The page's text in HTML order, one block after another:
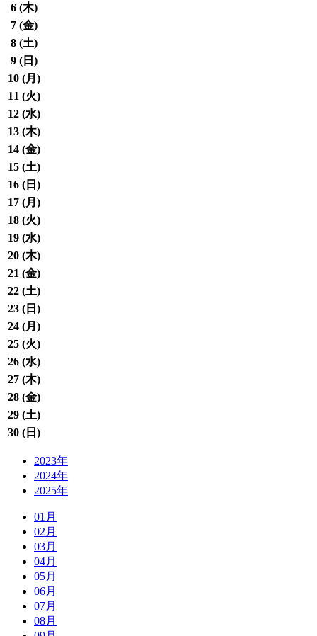
6 (木)
7 (金)
8 (土)
9 ( 日 )
10 (月 )
11 (火)
12 (水)
13 (木)
14 (金)
15 (土)
16 ( 日 )
17 (月 )
18 (火)
19 (水)
20 (木)
21 (金)
22 (土)
23 ( 日 )
24 (月 )
25 (火)
26 (水)
27 (木)
28 (金)
29 (土)
30 ( 日 )
2023年
2024年
2025年
01月
02月
03月
04月
05月
06月
07月
08月